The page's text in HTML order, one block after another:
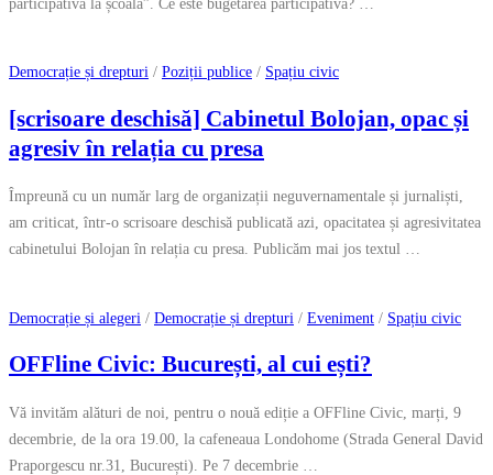
Democrație și drepturi / Poziții publice / Spațiu civic
[scrisoare deschisă] Cabinetul Bolojan, opac și
agresiv în relația cu presa
Împreună cu un număr larg de organizații neguvernamentale și jurnaliști,
am criticat, într-o scrisoare deschisă publicată azi, opacitatea și agresivitatea
cabinetului Bolojan în relația cu presa. Publicăm mai jos textul …
Democrație și alegeri / Democrație și drepturi / Eveniment / Spațiu civic
OFFline Civic: București, al cui ești?
Vă invităm alături de noi, pentru o nouă ediție a OFFline Civic, marți, 9
decembrie, de la ora 19.00, la cafeneaua Londohome (Strada General David
Praporgescu nr.31, București). Pe 7 decembrie …